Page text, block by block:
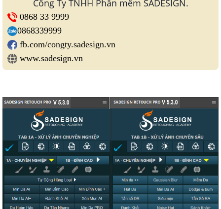
Công Ty TNHH Phần mềm SADESIGN.
0868 33 9999
0868339999
fb.com/congty.sadesign.vn
www.sadesign.vn